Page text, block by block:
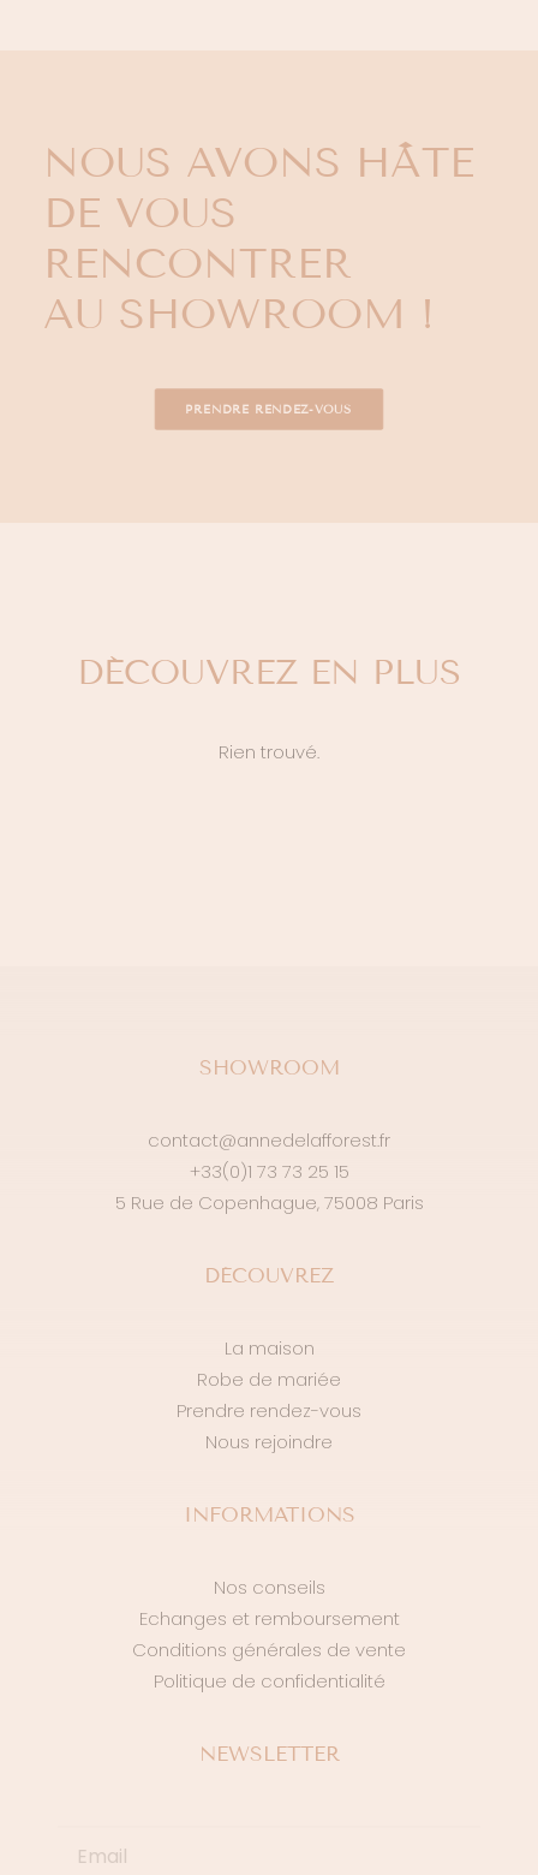
NOUS AVONS HÂTE
DE VOUS
RENCONTRER
AU SHOWROOM !
PRENDRE RENDEZ-VOUS
DÉCOUVREZ EN PLUS
Rien trouvé.
SHOWROOM
contact@annedelafforest.fr
+33(0)1 73 73 25 15
5 Rue de Copenhague, 75008 Paris
DÉCOUVREZ
La maison
Robe de mariée
Prendre rendez-vous
Nous rejoindre
INFORMATIONS
Nos conseils
Echanges et remboursement
Conditions générales de vente
Politique de confidentialité
NEWSLETTER